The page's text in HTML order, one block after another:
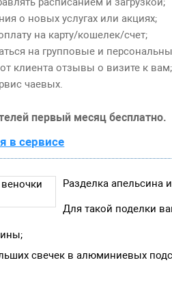
о новых услугах или акциях;
на карту/кошелек/счет;
на групповые и
клиента отзывы о визите к вам;
чаевых.
первый месяц бесплатно.
в сервисе
Разделка апельсина
Для такой поделки
свечек в алюминиевых